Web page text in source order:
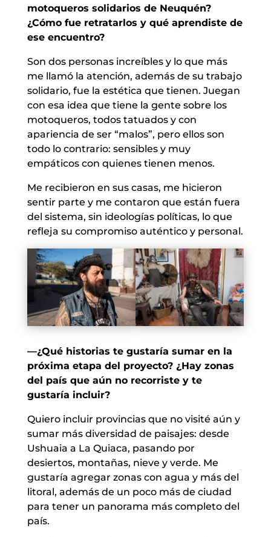
motoqueros solidarios de Neuquén?
¿Cómo fue retratarlos y qué aprendiste de
ese encuentro?
Son dos personas increíbles y lo que más
me llamó la atención, además de su trabajo
solidario, fue la estética que tienen. Juegan
con esa idea que tiene la gente sobre los
motoqueros, todos tatuados y con
apariencia de ser “malos”, pero ellos son
todo lo contrario: sensibles y muy
empáticos con quienes tienen menos.
Me recibieron en sus casas, me hicieron
sentir parte y me contaron que están fuera
del sistema, sin ideologías políticas, lo que
refleja su compromiso auténtico y personal.
—¿Qué historias te gustaría sumar en la
próxima etapa del proyecto? ¿Hay zonas
del país que aún no recorriste y te
gustaría incluir?
Quiero incluir provincias que no visité aún y
sumar más diversidad de paisajes: desde
Ushuaia a La Quiaca, pasando por
desiertos, montañas, nieve y verde. Me
gustaría agregar zonas con agua y más del
litoral, además de un poco más de ciudad
para tener un panorama más completo del
país.